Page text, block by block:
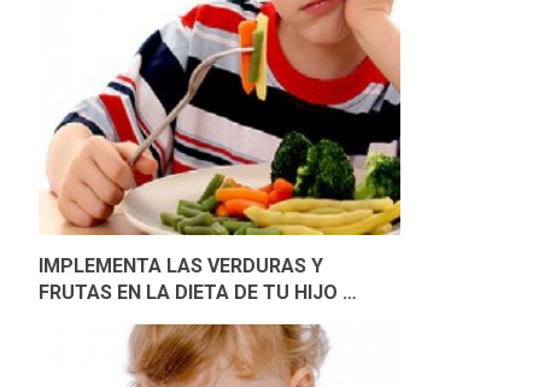
IMPLEMENTA LAS VERDURAS Y
FRUTAS EN LA DIETA DE TU HIJO …